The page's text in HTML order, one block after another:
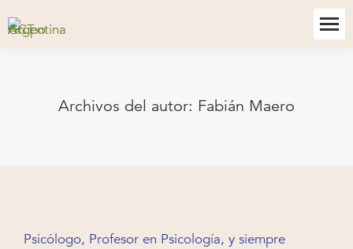
Archivos del autor: Fabián Maero
Psicólogo, Profesor en Psicología, y siempre